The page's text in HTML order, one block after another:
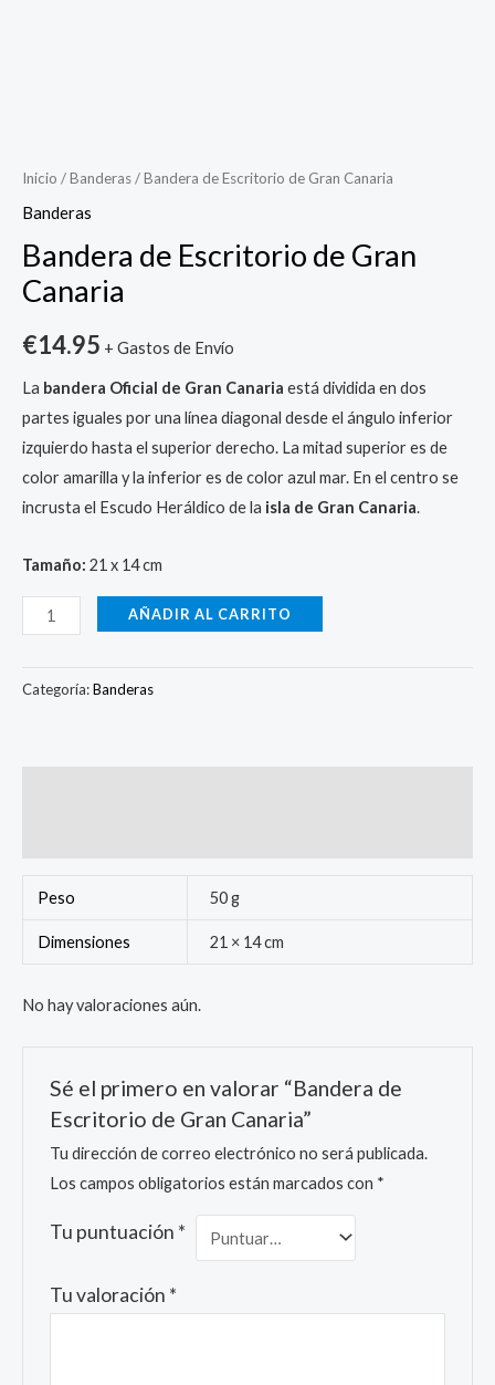
Inicio /Banderas/ Bandera de Escritorio de Gran Canaria
Banderas
Bandera de Escritorio de Gran
Canaria
€14.95 + Gastos de Envío
La bandera Oficial de Gran Canaria está dividida en dos
partes iguales por una línea diagonal desde el ángulo inferior
izquierdo hasta el superior derecho. La mitad superior es de
color amarilla y la inferior es de color azul mar. En el centro se
incrusta el Escudo Heráldico de la isla de Gran Canaria.
Tamaño: 21 x 14 cm
Escritorio
de
Canaria
cantidad
AÑADIR AL CARRITO
Categoría:Banderas
Peso 50 g
Dimensiones 21 × 14 cm
No hay valoraciones aún.
Sé el primero en valorar “Bandera de
Escritorio de Gran Canaria”
Tu dirección de correo electrónico no será publicada.
Los campos obligatorios están marcados con *
Tu puntuación *
Tu valoración *